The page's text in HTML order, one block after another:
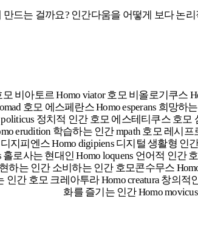
만드는 걸까요? 인간다움을 어떻게 보다 논